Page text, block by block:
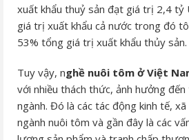
xuất khẩu thuỷ sản đạt giá trị 2,4 tỷ
giá trị xuất khẩu cả nước trong đó
53% tổng giá trị xuất khẩu thủy sản.
Tuy vậy, nghề nuôi tôm ở Việt
với nhiều thách thức, ảnh hưởng
ngành. Đó là các tác động kinh tế,
ngành nuôi tôm và gần đây là các